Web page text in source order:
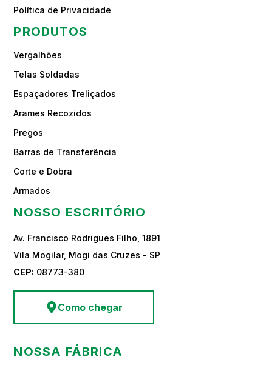
Política de Privacidade
PRODUTOS
Vergalhões
Telas Soldadas
Espaçadores Treliçados
Arames Recozidos
Pregos
Barras de Transferência
Corte e Dobra
Armados
NOSSO ESCRITÓRIO
Av. Francisco Rodrigues Filho, 1891
Vila Mogilar, Mogi das Cruzes - SP
CEP: 08773-380
Como chegar
NOSSA FÁBRICA